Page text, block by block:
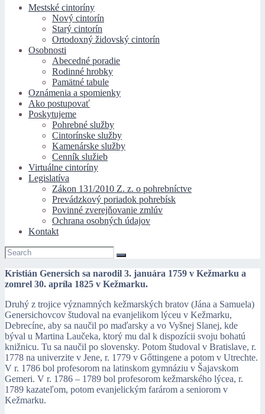
Mestské cintoríny
Nový cintorín
Starý cintorín
Ortodoxný židovský cintorín
Osobnosti
Abecedné poradie
Rodinné hrobky
Pamätné tabule
Oznámenia a spomienky
Ako postupovať
Poskytujeme
Pohrebné služby
Cintorínske služby
Kamenárske služby
Cenník služieb
Virtuálne cintoríny
Legislatíva
Zákon 131/2010 Z. z. o pohrebníctve
Prevádzkový poriadok pohrebísk
Povinné zverejňovanie zmlúv
Ochrana osobných údajov
Kontakt
Kristián Genersich sa narodil 3. januára 1759 v Kežmarku a
zomrel 30. apríla 1825 v Kežmarku.
Druhý z trojice významných kežmarských bratov (Jána a Samuela)
Genersichovcov študoval na evanjelikom lýceu v Kežmarku,
Debrecíne, aby sa naučil po maďarsky a vo Vyšnej Slanej, kde
býval u Martina Laučeka, ktorý mu dal k dispozícii svoju bohatú
knižnicu. Tu sa naučil po slovensky. Potom študoval v Bratislave, r.
1778 na univerzite v Jene, r. 1779 v Gőttingene a potom v Utrechte.
V r. 1786 bol profesorom na latinskom gymnáziu v Šajavskom
Gemeri. V r. 1786 – 1789 bol profesorom kežmarského lýcea, r.
1789 kazateľom, potom evanjelickým farárom a seniorom v
Kežmarku.